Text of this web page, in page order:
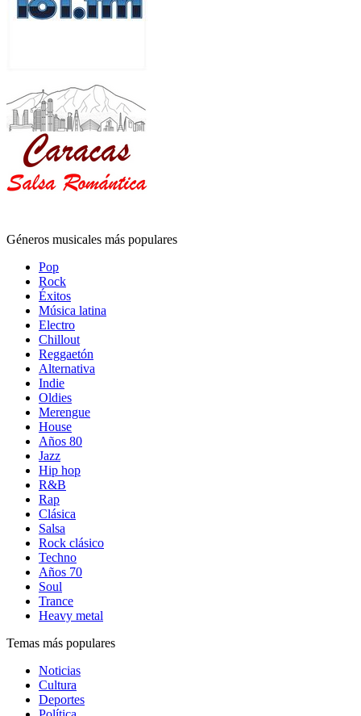
Géneros musicales más populares
Pop
Rock
Éxitos
Música latina
Electro
Chillout
Reggaetón
Alternativa
Indie
Oldies
Merengue
House
Años 80
Jazz
Hip hop
R&B
Rap
Clásica
Salsa
Rock clásico
Techno
Años 70
Soul
Trance
Heavy metal
Temas más populares
Noticias
Cultura
Deportes